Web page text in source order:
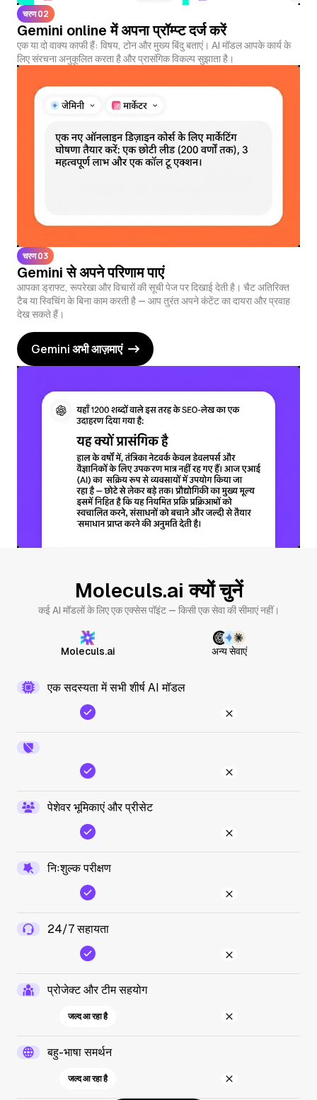
चरण 02
Gemini online में अपना प्रॉम्प्ट दर्ज करें
एक या दो वाक्य काफी हैं: विषय, टोन और मुख्य बिंदु बताएं। AI मॉडल आपके कार्य के
लिए संरचना अनुकूलित करता है और प्रासंगिक विकल्प सुझाता है।
चरण 03
Gemini से अपने परिणाम पाएं
आपका ड्राफ्ट, रूपरेखा और विचारों की सूची पेज पर दिखाई देती है। चैट अतिरिक्त
टैब या स्विचिंग के बिना काम करती है — आप तुरंत अपने कंटेंट का दायरा और प्रवाह
देख सकते हैं।
Gemini अभी आज़माएं
Moleculs.ai क्यों चुनें
कई AI मॉडलों के लिए एक एक्सेस पॉइंट — किसी एक सेवा की सीमाएं नहीं।
Moleculs.ai अन्य सेवाएं
एक सदस्यता में सभी शीर्ष AI मॉडल
पेशेवर भूमिकाएं और प्रीसेट
निःशुल्क परीक्षण
24/7 सहायता
प्रोजेक्ट और टीम सहयोग
जल्द आ रहा है
बहु-भाषा समर्थन
जल्द आ रहा है